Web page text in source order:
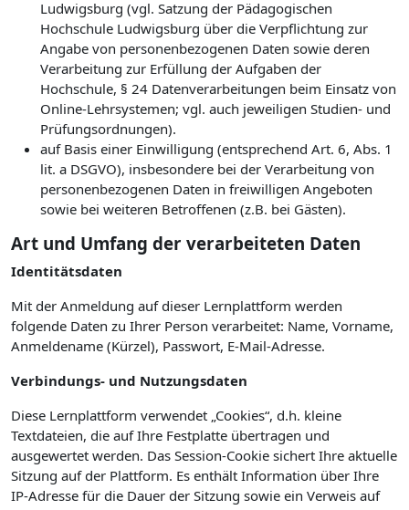
Ludwigsburg (vgl. Satzung der Pädagogischen
Hochschule Ludwigsburg über die Verpflichtung zur
Angabe von personenbezogenen Daten sowie deren
Verarbeitung zur Erfüllung der Aufgaben der
Hochschule, § 24 Datenverarbeitungen beim Einsatz von
Online-Lehrsystemen; vgl. auch jeweiligen Studien- und
Prüfungsordnungen).
auf Basis einer Einwilligung (entsprechend Art. 6, Abs. 1
lit. a DSGVO), insbesondere bei der Verarbeitung von
personenbezogenen Daten in freiwilligen Angeboten
sowie bei weiteren Betroffenen (z.B. bei Gästen).
Art und Umfang der verarbeiteten Daten
Identitätsdaten
Mit der Anmeldung auf dieser Lernplattform werden
folgende Daten zu Ihrer Person verarbeitet: Name, Vorname,
Anmeldename (Kürzel), Passwort, E-Mail-Adresse.
Verbindungs- und Nutzungsdaten
Diese Lernplattform verwendet „Cookies“, d.h. kleine
Textdateien, die auf Ihre Festplatte übertragen und
ausgewertet werden. Das Session-Cookie sichert Ihre aktuelle
Sitzung auf der Plattform. Es enthält Information über Ihre
IP-Adresse für die Dauer der Sitzung sowie ein Verweis auf